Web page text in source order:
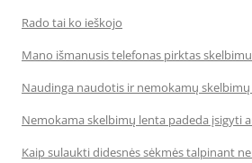
Rado tai ko ieškojo
Mano išmanusis telefonas pirktas
Naudinga naudotis ir nemokamų skelbimų
Nemokama skelbimų lenta padeda įsigyti
Kaip sulaukti didesnės sėkmės talpinant